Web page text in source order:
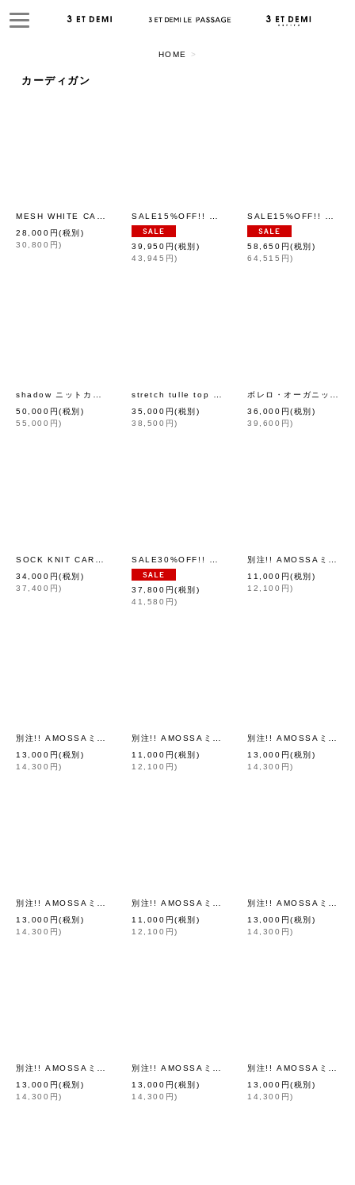
HOME >
カーディガン
[
28,000 円(税別)
30,800 円) 39,950 円(税別)
43,945 円)
58,650 円(税別)
64,515 円)
mina perhonen ]
50,000 円(税別)
55,000 円)
leur logette]
35,000 円(税別)
38,500 円)
36,000 円(税別)
39,600 円)
ANTIPAST]
34,000 円(税別)
37,400 円) 37,800 円(税別)
41,580 円)
11,000 円(税別)
12,100 円)
[Dot and Stripes
13,000 円(税別)
14,300 円)
11,000 円(税別)
12,100 円)
13,000 円(税別)
14,300 円)
[Dot and Stripes
13,000 円(税別)
14,300 円)
11,000 円(税別)
12,100 円)
13,000 円(税別)
14,300 円)
[Dot and Stripes
13,000 円(税別)
14,300 円)
13,000 円(税別)
14,300 円)
13,000 円(税別)
14,300 円)